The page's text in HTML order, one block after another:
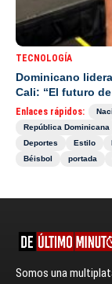
TECNOLOGÍA
Dominicano
Cali: “El futuro
Enlaces rápidos:
República Dominicana
Deportes
Estilo
Béisbol
portada
Somos una